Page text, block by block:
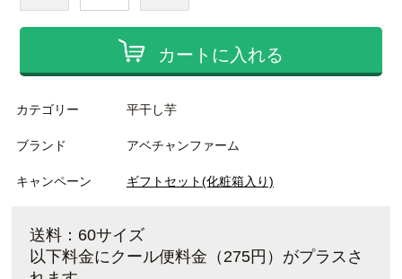
カートに入れる
カテゴリー 平干し芋
ブランド アベチャンファーム
キャンペーン ギフトセット(化粧箱入り)
送料：60サイズ
以下料金にクール便料金（275円）がプラスさ